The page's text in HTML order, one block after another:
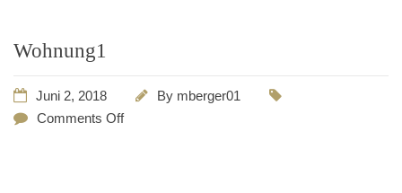
Wohnung1
Juni 2, 2018 By mberger01
Comments Off